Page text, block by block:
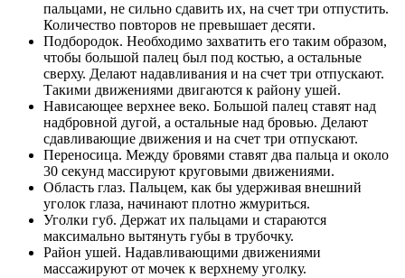
пальцами, не сильно сдавить их, на счет три отпустить.
Количество повторов не превышает десяти.
Подбородок. Необходимо захватить его таким образом,
чтобы большой палец был под костью, а остальные
сверху. Делают надавливания и на счет три отпускают.
Такими движениями двигаются к району ушей.
Нависающее верхнее веко. Большой палец ставят над
надбровной дугой, а остальные над бровью. Делают
сдавливающие движения и на счет три отпускают.
Переносица. Между бровями ставят два пальца и около
30 секунд массируют круговыми движениями.
Область глаз. Пальцем, как бы удерживая внешний
уголок глаза, начинают плотно жмуриться.
Уголки губ. Держат их пальцами и стараются
максимально вытянуть губы в трубочку.
Район ушей. Надавливающими движениями
массажируют от мочек к верхнему уголку.